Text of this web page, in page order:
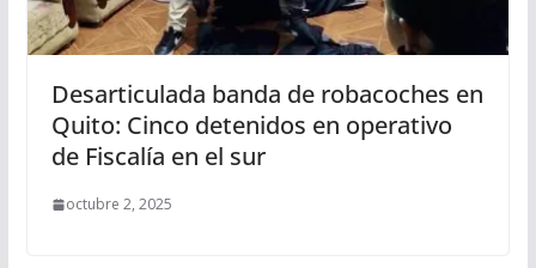
Desarticulada banda de robacoches en
Quito: Cinco detenidos en operativo
de Fiscalía en el sur
octubre 2, 2025